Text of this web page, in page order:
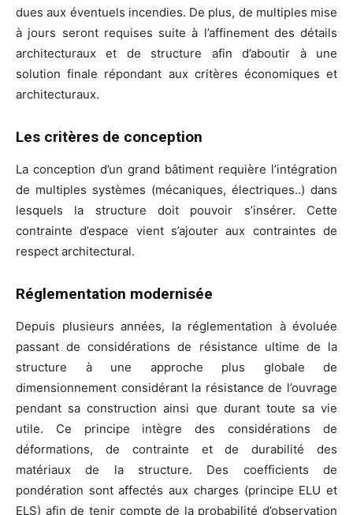
dues aux éventuels incendies. De plus, de multiples mise
à jours seront requises suite à l’affinement des détails
architecturaux et de structure afin d’aboutir à une
solution finale répondant aux critères économiques et
architecturaux.
Les critères de conception
La conception d’un grand bâtiment requière l’intégration
de multiples systèmes (mécaniques, électriques..) dans
lesquels la structure doit pouvoir s’insérer. Cette
contrainte d’espace vient s’ajouter aux contraintes de
respect architectural.
Réglementation modernisée
Depuis plusieurs années, la réglementation à évoluée
passant de considérations de résistance ultime de la
structure à une approche plus globale de
dimensionnement considérant la résistance de l’ouvrage
pendant sa construction ainsi que durant toute sa vie
utile. Ce principe intègre des considérations de
déformations, de contrainte et de durabilité des
matériaux de la structure. Des coefficients de
pondération sont affectés aux charges (principe ELU et
ELS) afin de tenir compte de la probabilité d’observation